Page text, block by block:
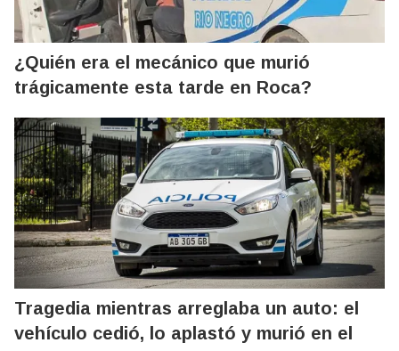
¿Quién era el mecánico que murió
trágicamente esta tarde en Roca?
Tragedia mientras arreglaba un auto: el
vehículo cedió, lo aplastó y murió en el